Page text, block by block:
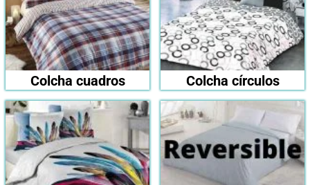
Colcha cuadros Colcha círculos